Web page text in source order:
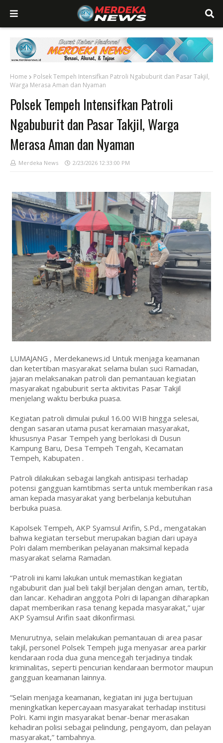
Home
Polsek Tempeh Intensifkan Patroli Ngabuburit dan Pasar Takjil,
Warga Merasa Aman dan Nyaman
Polsek Tempeh Intensifkan Patroli
Ngabuburit dan Pasar Takjil, Warga
Merasa Aman dan Nyaman
Merdeka News 2/23/2026 12:33:00 PM
LUMAJANG , Merdekanews.id Untuk menjaga keamanan
dan ketertiban masyarakat selama bulan suci Ramadan,
jajaran melaksanakan patroli dan pemantauan kegiatan
masyarakat ngabuburit serta aktivitas Pasar Takjil
menjelang waktu berbuka puasa.
Kegiatan patroli dimulai pukul 16.00 WIB hingga selesai,
dengan sasaran utama pusat keramaian masyarakat,
khususnya Pasar Tempeh yang berlokasi di Dusun
Kampung Baru, Desa Tempeh Tengah, Kecamatan
Tempeh, Kabupaten .
Patroli dilakukan sebagai langkah antisipasi terhadap
potensi gangguan kamtibmas serta untuk memberikan rasa
aman kepada masyarakat yang berbelanja kebutuhan
berbuka puasa.
Kapolsek Tempeh, AKP Syamsul Arifin, S.Pd., mengatakan
bahwa kegiatan tersebut merupakan bagian dari upaya
Polri dalam memberikan pelayanan maksimal kepada
masyarakat selama Ramadan.
“Patroli ini kami lakukan untuk memastikan kegiatan
ngabuburit dan jual beli takjil berjalan dengan aman, tertib,
dan lancar. Kehadiran anggota Polri di lapangan diharapkan
dapat memberikan rasa tenang kepada masyarakat,” ujar
AKP Syamsul Arifin saat dikonfirmasi.
Menurutnya, selain melakukan pemantauan di area pasar
takjil, personel Polsek Tempeh juga menyasar area parkir
kendaraan roda dua guna mencegah terjadinya tindak
kriminalitas, seperti pencurian kendaraan bermotor maupun
gangguan keamanan lainnya.
“Selain menjaga keamanan, kegiatan ini juga bertujuan
meningkatkan kepercayaan masyarakat terhadap institusi
Polri. Kami ingin masyarakat benar-benar merasakan
kehadiran polisi sebagai pelindung, pengayom, dan pelayan
masyarakat,” tambahnya.